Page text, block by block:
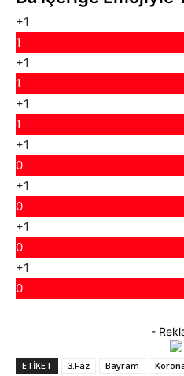
+1
1
+1
1
+1
1
+1
0
+1
0
+1
0
+1
0
-
ETIKET 3.Faz Bayram